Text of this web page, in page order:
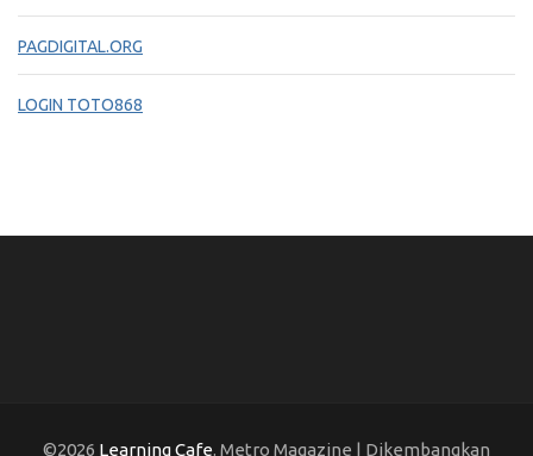
PAGDIGITAL.ORG
LOGIN TOTO868
©2026 Learning Cafe. Metro Magazine | Dikembangkan